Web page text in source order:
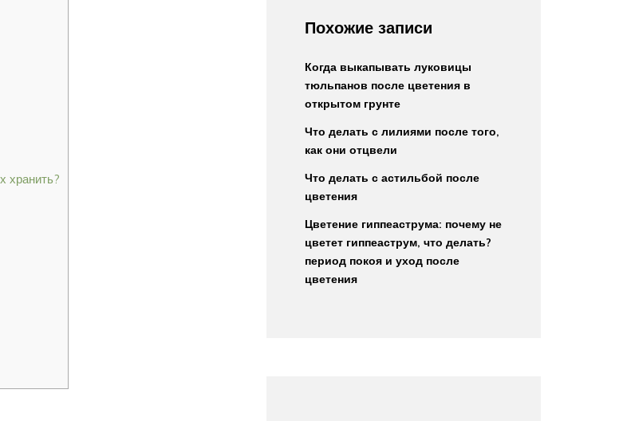
хранить?
Похожие записи
Когда выкапывать луковицы
тюльпанов после цветения в
открытом грунте
Что делать с лилиями после того,
как они отцвели
Что делать с астильбой после
цветения
Цветение гиппеаструма: почему не
цветет гиппеаструм, что делать?
период покоя и уход после
цветения